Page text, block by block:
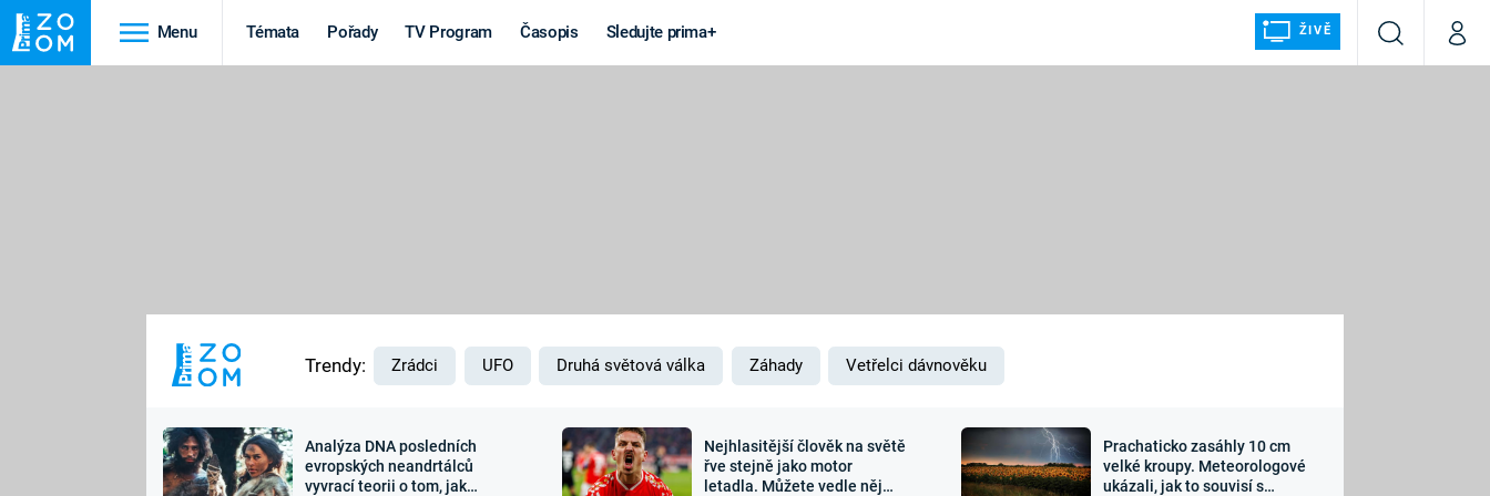
Menu Témata Pořady TV Program Časopis Sledujte prima+ ŽIVĚ
VyhledáváníMůj
MARS
Výročí
Záhady a
Zajímavosti Sledujte nás
Trendy: Zrádci UFO Druhá světová válka Záhady Vetřelci dávnověku
Analýza DNA posledních
evropských neandrtálců
vyvrací teorii o tom, jak
Nejhlasitější člověk na světě
řve stejně jako motor
letadla. Můžete vedle něj
Prachaticko zasáhly 10 cm
velké kroupy. Meteorologové
ukázali, jak to souvisí s